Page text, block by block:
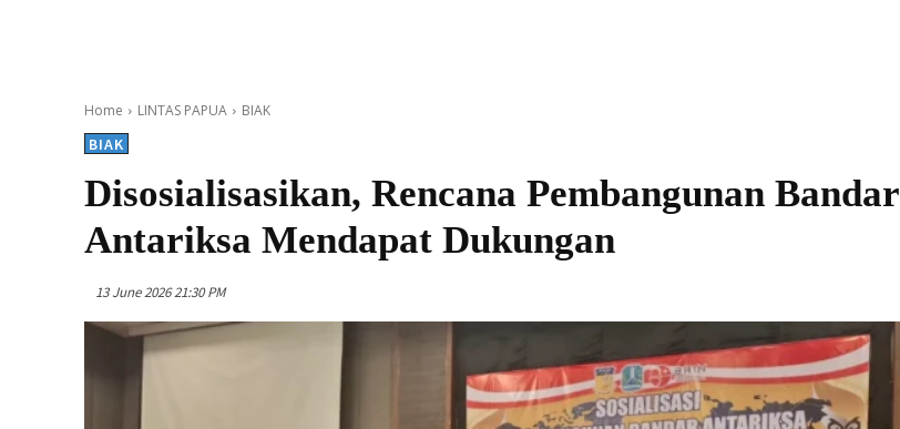
Home LINTAS PAPUA BIAK
BIAK
Disosialisasikan, Rencana Pembangunan Bandar
Antariksa Mendapat Dukungan
13 June 2026 21:30 PM